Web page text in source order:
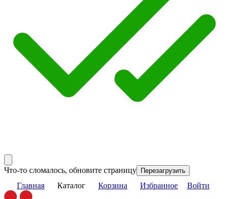
Что-то сломалось, обновите страницу Перезагрузить
Главная Каталог Корзина Избранное Войти